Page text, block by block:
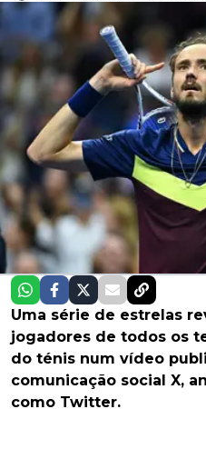
Uma série de estrelas
jogadores de todos os
do ténis num vídeo
comunicação social X,
como Twitter.